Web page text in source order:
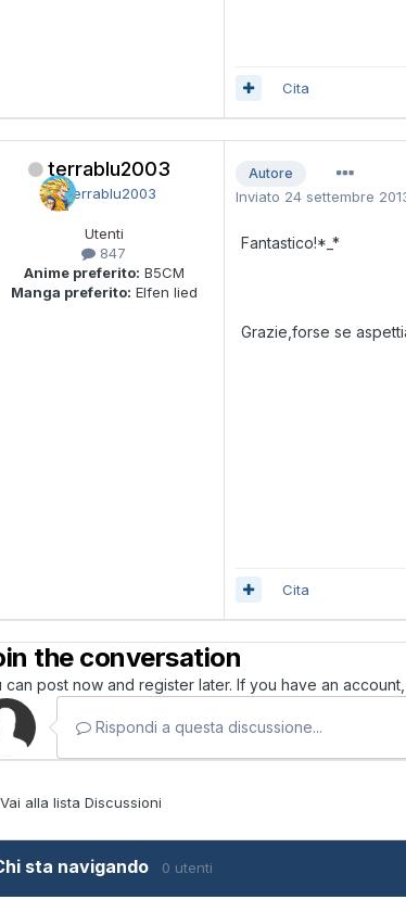
Cita
terrablu2003
Utenti
847
Anime preferito: B5CM
Manga preferito: Elfen lied
Autore
Inviato 24 settembre
Fantastico!*_*
Grazie,forse se
Cita
the conversation
can post now and register later. If you have an
Rispondi a questa discussione...
Vai alla lista Discussioni
sta navigando 0 utenti